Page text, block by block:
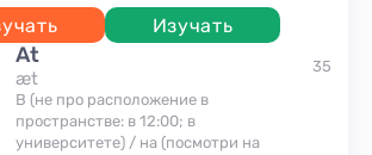
Изучать
at
æt
В (не про расположение в
пространстве: в 12:00; в
университете) / на (посмотри на
35